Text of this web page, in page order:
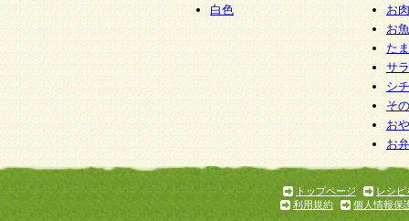
といいます。）に応じます。
開示等に応じる窓口は以下になります。
ぱくすく食堂個人情報お客様相談窓口 paku-
m
個人情報を与えることは任意ですが、個人情報
意をいただけない場合には、当社のサービスの
お問い合わせ・ご相談への対応ができない場合
白色
お
お
た
サ
シ
そ
お
お
トップページ
レシピ
利用規約
個人情報保